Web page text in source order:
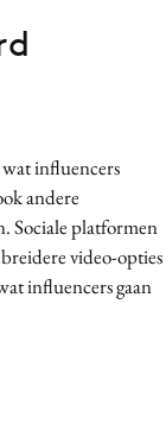
wat influencers
andere
Sociale platformen
video-opties
influencers gaan